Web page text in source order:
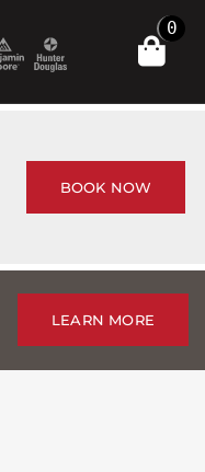
0
BOOK NOW
LEARN MORE